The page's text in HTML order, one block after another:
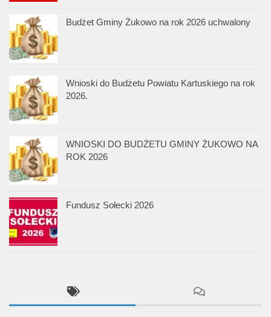
Budżet Gminy Żukowo na rok 2026 uchwalony
Wnioski do Budżetu Powiatu Kartuskiego na rok
2026.
WNIOSKI DO BUDŻETU GMINY ŻUKOWO NA
ROK 2026
Fundusz Sołecki 2026